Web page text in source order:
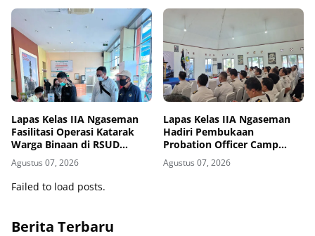
Lapas Kelas IIA Ngaseman
Fasilitasi Operasi Katarak
Warga Binaan di RSUD
Cilacap
Agustus 07, 2026
Lapas Kelas IIA Ngaseman
Hadiri Pembukaan
Probation Officer Camp
(POC) 2026 Nusakambangan
Revitalization
Agustus 07, 2026
Failed to load posts.
Berita Terbaru